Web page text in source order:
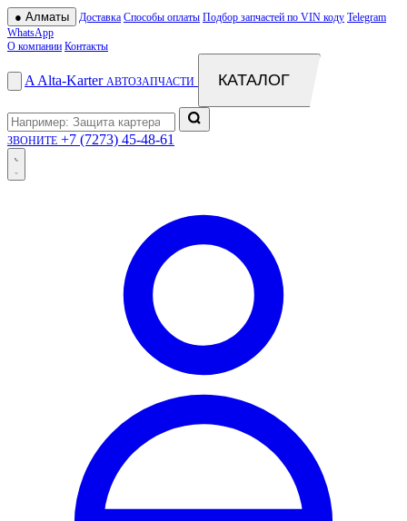
● Алматы Доставка Способы оплаты Подбор запчастей по VIN коду Telegram
WhatsApp
О компании Контакты
A Alta-Karter АВТОЗАПЧАСТИ КАТАЛОГ
ЗВОНИТЕ +7 (7273) 45-48-61